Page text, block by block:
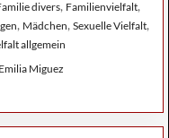
divers, Familienvielfalt,
, Mädchen, Sexuelle Vielfalt,
allgemein
Miguez